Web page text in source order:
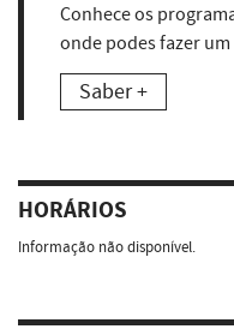
Conhece os
onde podes fazer
Saber +
HORÁRIOS
Informação não disponível.